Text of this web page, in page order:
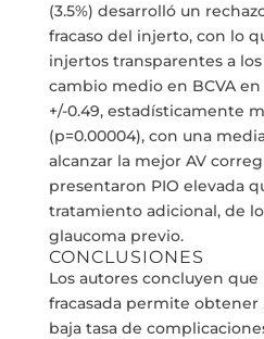
(3.5%) desarrolló un
fracaso del injerto, con lo
injertos transparentes a los
cambio medio en BCVA en
+/-0.49, estadísticamente
(p=0.00004), con una
alcanzar la mejor AV
presentaron PIO elevada
tratamiento adicional, de
glaucoma previo.
CONCLUSIONES
Los autores concluyen que
fracasada permite obtener
baja tasa de